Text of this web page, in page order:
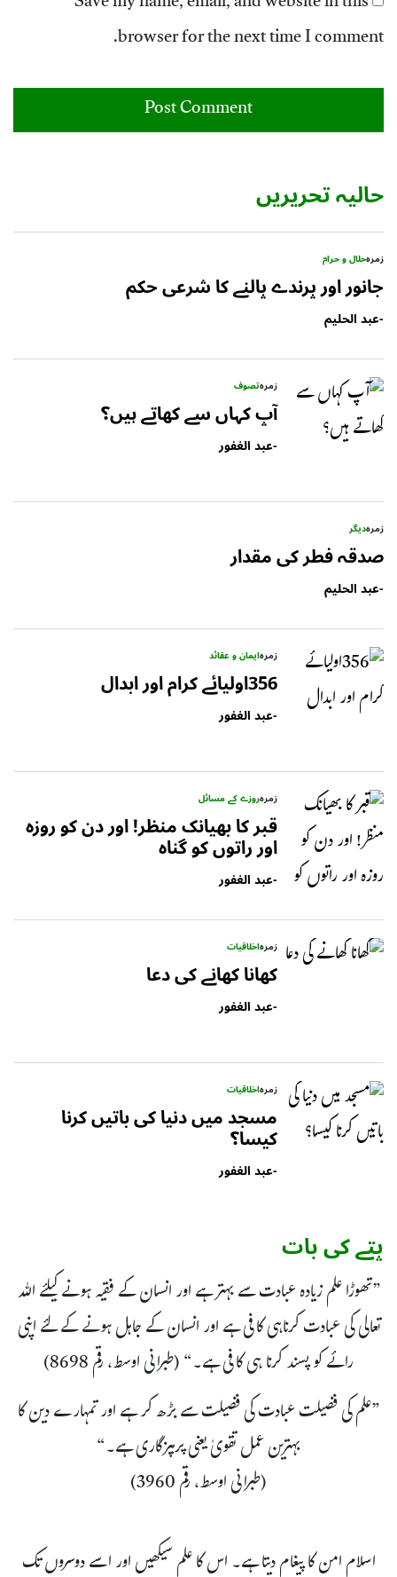
browser for the next time I comment.
حالیہ تحریریں
زمرہحلال و حرام
جانور اور پرندے پالنے کا شرعی حکم
-عبد الحلیم
زمرہتصوف
آپ کہاں سے کھاتے ہیں؟
-عبد الغفور
زمرہدیگر
صدقہ فطر کی مقدار
-عبد الحلیم
زمرہایمان و عقائد
356اولیائے کرام اور ابدال
-عبد الغفور
زمرہروزے کے مسائل
قبر کا بھیانک منظر! اور دن کو روزہ
اور راتوں کو گناہ
-عبد الغفور
زمرہاخلاقیات
کھانا کھانے کی دعا
-عبد الغفور
زمرہاخلاقیات
مسجد میں دنیا کی باتیں کرنا
کیسا؟
-عبد الغفور
پتے کی بات
”تھوڑا علم زیادہ عبادت سے بہتر ہے اور انسان کے فقیہ ہونے کیلئے اللہ
تعالی کی عبادت کرناہی کافی ہے اور انسان کے جاہل ہونے کے لئے اپنی
رائے کو پسند کرنا ہی کافی ہے۔“ (طبرانی اوسط، رقم 8698)
”علم کی فضیلت عبادت کی فضیلت سے بڑھ کر ہے اور تمہارے دین کا
بہترین عمل تقویٰ یعنی پرہیزگاری ہے۔“
(طبرانی اوسط، رقم 3960)
اسلام امن کا پیغام دیتا ہے۔ اس کا علم سیکھیں اور اسے دوسروں تک